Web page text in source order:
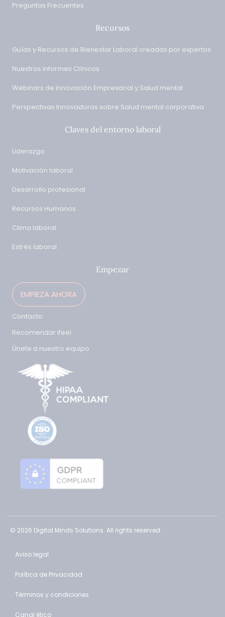
Preguntas Frecuentes
Recursos
Guías y Recursos de Bienestar Laboral creadas por expertos
Nuestros informes Clínicos
Webinars de Innovación Empresarial y Salud mental
Perspectivas Innovadoras sobre Salud mental corporativa
Claves del entorno laboral
Liderazgo
Motivación laboral
Desarrollo profesional
Recursos Humanos
Clima laboral
Estrés laboral
Empezar
EMPIEZA AHORA
Contacto
Recomendar ifeel
Únete a nuestro equipo
© 2026 Digital Minds Solutions. All rights reserved.
Aviso legal
Política de Privacidad
Términos y condiciones
Canal ético